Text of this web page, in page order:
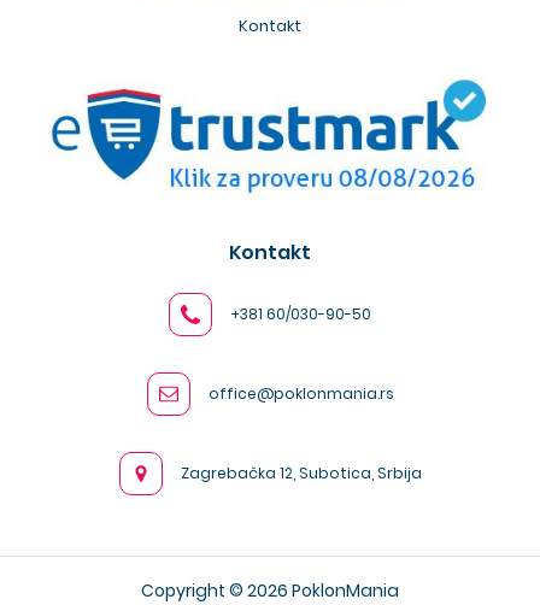
Kontakt
Kontakt
+381 60/030-90-50
office@poklonmania.rs
Zagrebačka 12, Subotica, Srbija
Copyright © 2026 PoklonMania